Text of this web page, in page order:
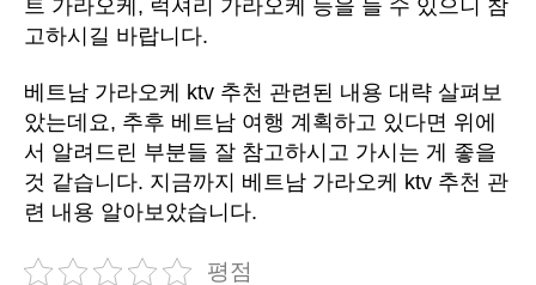
트 가라오케, 럭셔리 가라오케 등을 들 수 있으니 참
고하시길 바랍니다.
베트남 가라오케 ktv 추천 관련된 내용 대략 살펴보
았는데요, 추후 베트남 여행 계획하고 있다면 위에
서 알려드린 부분들 잘 참고하시고 가시는 게 좋을
것 같습니다. 지금까지 베트남 가라오케 ktv 추천 관
련 내용 알아보았습니다.
평점